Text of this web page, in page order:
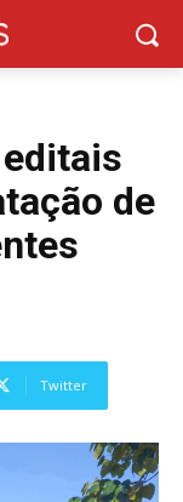
de
Twitter